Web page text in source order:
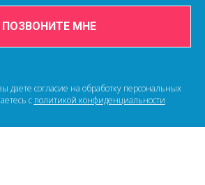
ПОЗВОНИТЕ МНЕ
даете согласие на обработку персональных
c политикой конфиденциальности